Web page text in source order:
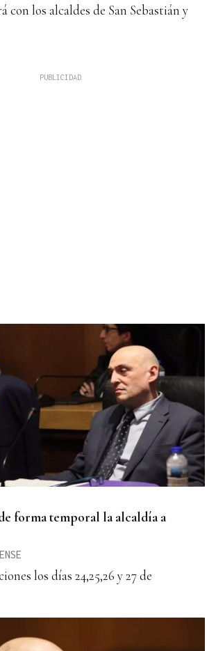
con los alcaldes de San Sebastián y
forma temporal la alcaldía a
los días 24,25,26 y 27 de